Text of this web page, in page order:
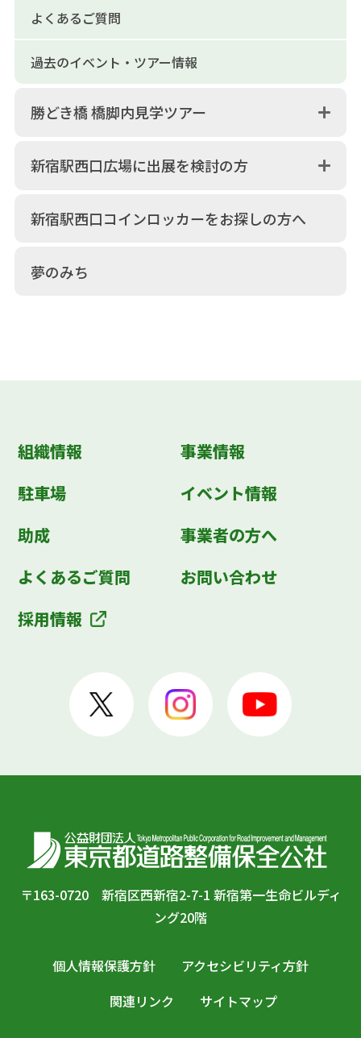
よくあるご質問
過去のイベント・ツアー情報
勝どき橋 橋脚内見学ツアー
新宿駅西口広場に出展を検討の方
新宿駅西口コインロッカーをお探しの方へ
夢のみち
組織情報
事業情報
駐車場
イベント情報
助成
事業者の方へ
よくあるご質問
お問い合わせ
採用情報
〒163-0720 新宿区西新宿2-7-1 新宿第一生命ビルディ
ング20階
個人情報保護方針
アクセシビリティ方針
関連リンク
サイトマップ